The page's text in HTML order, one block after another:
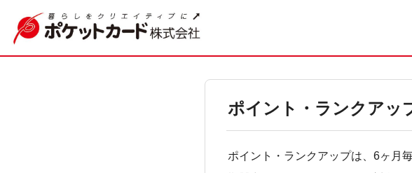
ポイント・ランクアッ
ポイント・ランクアップは、6ヶ月